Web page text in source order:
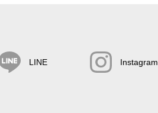
LINE Instagram